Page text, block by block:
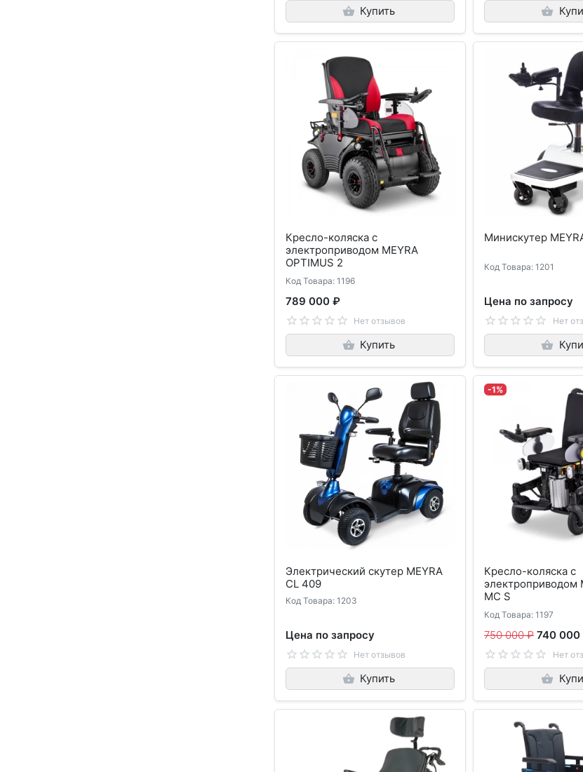
Купить
Кресло-коляска с
электроприводом MEYRA
OPTIMUS 2
Код Товара: 1196
789 000 ₽
Нет отзывов
Купить
Минискутер
Код Товара: 1201
Цена по запросу
Нет
Электрический скутер MEYRA
CL 409
Код Товара: 1203
Цена по запросу
Нет отзывов
Купить
-1%
Кресло-коляска с
электроприводом
MC S
Код Товара: 1197
750 000 ₽ 740 000
Нет